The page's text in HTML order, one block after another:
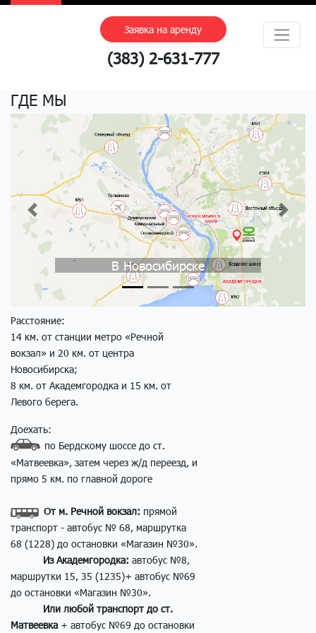
Заявка на аренду
(383) 2-631-777
ГДЕ МЫ
В Новосибирске
Previous Next
Расстояние:
14 км. от станции метро «Речной
вокзал» и 20 км. от центра
Новосибирска;
8 км. от Академгородка и 15 км. от
Левого берега.
Доехать:
по Бердскому шоссе до ст.
«Матвеевка», затем через ж/д переезд, и
прямо 5 км. по главной дороге
От м. Речной вокзал: прямой
транспорт - автобус № 68, маршрутка
68 (1228) до остановки «Магазин №30».
Из Академгородка: автобус №8,
маршрутки 15, 35 (1235)+ автобус №69
до остановки «Магазин №30».
Или любой транспорт до ст.
Матвеевка + автобус №69 до остановки